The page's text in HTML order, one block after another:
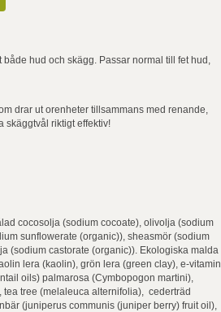
hud och skägg. Passar normal till fet hud,
drar ut orenheter tillsammans med renande,
skäggtvål riktigt effektiv!
cocosolja (sodium cocoate), olivolja (sodium
sunflowerate (organic)), sheasmör (sodium
(sodium castorate (organic)). Ekologiska malda
lera (kaolin), grön lera (green clay), e-vitamin
oils) palmarosa (Cymbopogon martini),
tree (melaleuca alternifolia), cederträd
(juniperus communis (juniper berry) fruit oil),